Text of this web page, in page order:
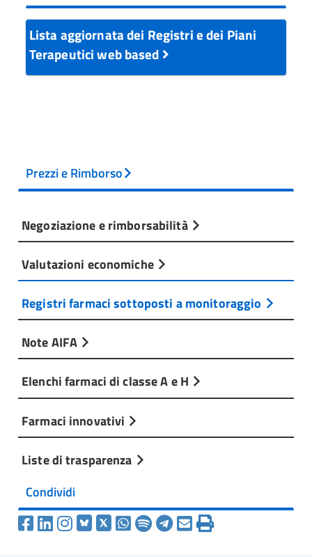
Lista aggiornata dei Registri e dei Piani
Terapeutici web based
Prezzi e Rimborso
Negoziazione e rimborsabilità
Valutazioni economiche
Registri farmaci sottoposti a monitoraggio
Note AIFA
Elenchi farmaci di classe A e H
Farmaci innovativi
Liste di trasparenza
Condividi